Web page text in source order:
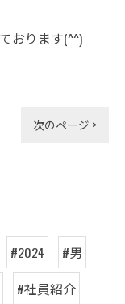
おります(^^)
次のページ >
#2024
#男
#社員紹介